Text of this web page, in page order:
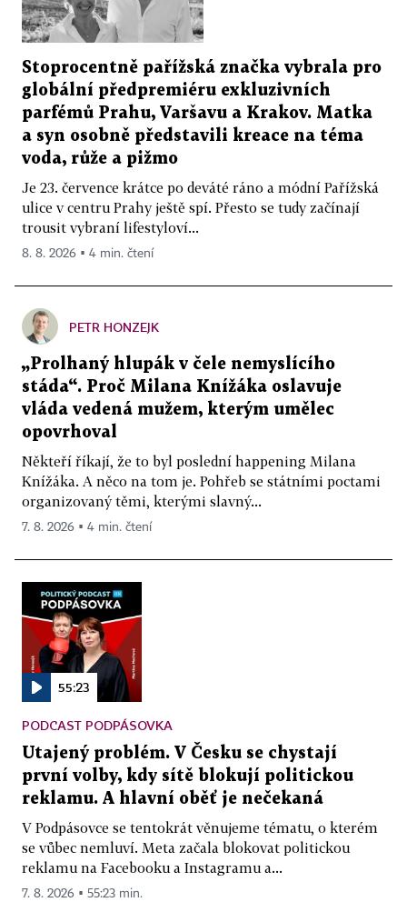
Stoprocentně pařížská značka vybrala pro
globální předpremiéru exkluzivních
parfémů Prahu, Varšavu a Krakov. Matka
a syn osobně představili kreace na téma
voda, růže a pižmo
Je 23. července krátce po deváté ráno a módní Pařížská
ulice v centru Prahy ještě spí. Přesto se tudy začínají
trousit vybraní lifestyloví...
8. 8. 2026 ▪ 4 min. čtení
PETR HONZEJK
„Prolhaný hlupák v čele nemyslícího
stáda“. Proč Milana Knížáka oslavuje
vláda vedená mužem, kterým umělec
opovrhoval
Někteří říkají, že to byl poslední happening Milana
Knížáka. A něco na tom je. Pohřeb se státními poctami
organizovaný těmi, kterými slavný...
7. 8. 2026 ▪ 4 min. čtení
55:23
PODCAST PODPÁSOVKA
Utajený problém. V Česku se chystají
první volby, kdy sítě blokují politickou
reklamu. A hlavní oběť je nečekaná
V Podpásovce se tentokrát věnujeme tématu, o kterém
se vůbec nemluví. Meta začala blokovat politickou
reklamu na Facebooku a Instagramu a...
7. 8. 2026 ▪ 55:23 min.